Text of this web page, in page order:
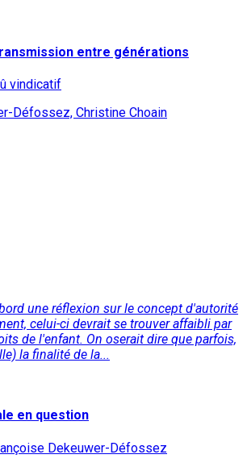
entre générations
vindicatif
Défossez, Christine Choain
une réflexion sur le concept d'autorité
celui-ci devrait se trouver affaibli par
de l'enfant. On oserait dire que parfois,
la finalité de la...
en question
Dekeuwer-Défossez